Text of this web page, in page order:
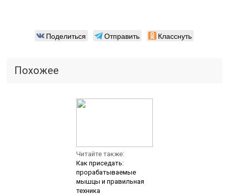
Поделиться Отправить Класснуть
Похожее
Читайте также:
Как приседать:
прорабатываемые
мышцы и правильная
техника